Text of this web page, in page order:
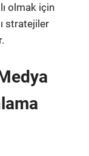
olmak için
stratejiler